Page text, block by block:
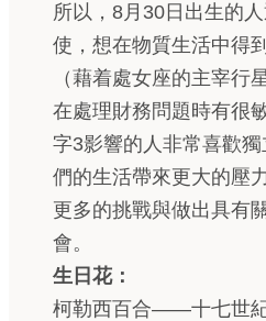
所以，8月30日出生的
使，想在物質生活中得
（藉着處女座的主宰行
在處理財務問題時有很
字3影響的人非常喜歡
們的生活帶來更大的壓
更多的挑戰與做出具有
會。
生日花：
柯勒西百合——十七世